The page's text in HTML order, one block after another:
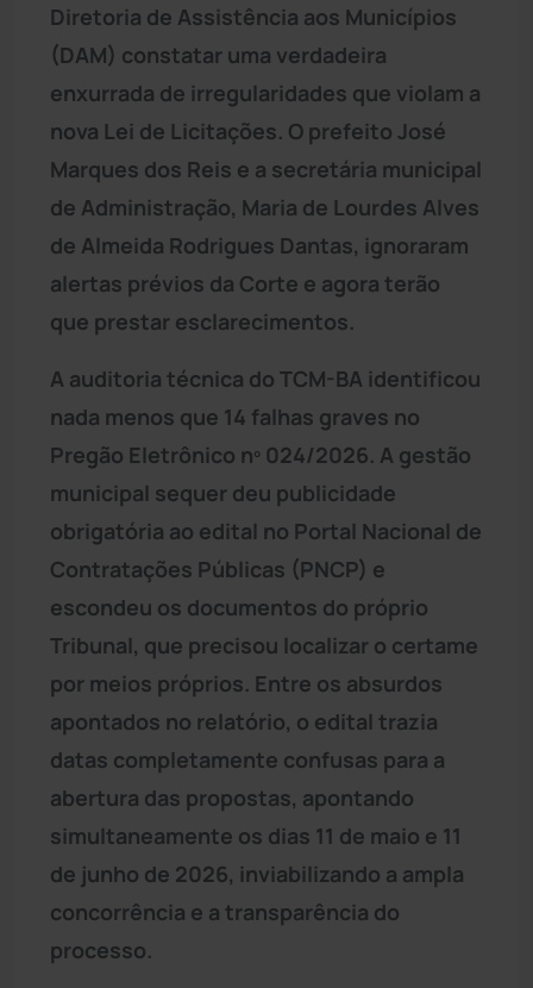
Diretoria de Assistência aos Municípios
(DAM) constatar uma verdadeira
enxurrada de irregularidades que violam a
nova Lei de Licitações. O prefeito José
Marques dos Reis e a secretária municipal
de Administração, Maria de Lourdes Alves
de Almeida Rodrigues Dantas, ignoraram
alertas prévios da Corte e agora terão
que prestar esclarecimentos.
A auditoria técnica do TCM-BA identificou
nada menos que 14 falhas graves no
Pregão Eletrônico nº 024/2026. A gestão
municipal sequer deu publicidade
obrigatória ao edital no Portal Nacional de
Contratações Públicas (PNCP) e
escondeu os documentos do próprio
Tribunal, que precisou localizar o certame
por meios próprios. Entre os absurdos
apontados no relatório, o edital trazia
datas completamente confusas para a
abertura das propostas, apontando
simultaneamente os dias 11 de maio e 11
de junho de 2026, inviabilizando a ampla
concorrência e a transparência do
processo.